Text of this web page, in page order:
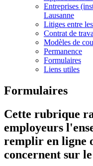
Entreprises
Lausanne
Litiges entre
Contrat de
Modèles de
Permanence
Formulaires
Liens utiles
Formulaires
Cette rubrique
employeurs
remplir en ligne
concernent sur